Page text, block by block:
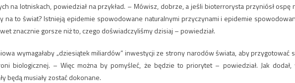
na lotniskach, powiedział na przykład. – Mówisz, dobrze, a jeśli bioterrorysta przyniósł ospę
na to świat? Istnieją epidemie spowodowane naturalnymi przyczynami i epidemie
znacznie gorsze niż to, czego doświadczyliśmy dzisiaj – powiedział.
wymagałaby „dziesiątek miliardów” inwestycji ze strony narodów świata, aby przygotować
biologicznej. – Więc można by pomyśleć, że będzie to priorytet – powiedział. Jak dodał,
będą musiały zostać dokonane.